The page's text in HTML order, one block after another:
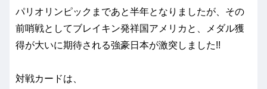
パリオリンピックまであと半年となりましたが、その
前哨戦としてブレイキン発祥国アメリカと、メダル獲
得が大いに期待される強豪日本が激突しました!!
対戦カードは、